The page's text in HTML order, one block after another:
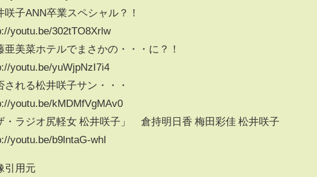
咲子ANN卒業スペシャル？！
youtu.be/302tTO8Xrlw
亜美菜ホテルでまさかの・・・に？！
youtu.be/yuWjpNzI7i4
される松井咲子サン・・・
youtu.be/kMDMfVgMAv0
・ラジオ尻軽女 松井咲子」 倉持明日香 梅田彩佳 松井咲子
youtu.be/b9lntaG-whI
引用元